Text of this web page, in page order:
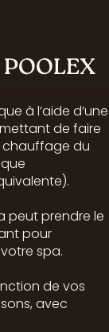
à l’aide d’une
de faire
chauffage du
peut prendre le
pour
spa.
de vos
avec